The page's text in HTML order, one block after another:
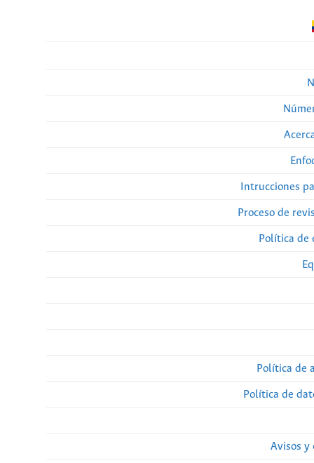
Intrucciones
Proceso de
Política
Política de
Política de
Avisos y